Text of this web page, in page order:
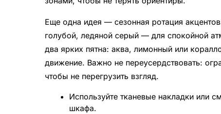
Еще одна идея — сезонная ротация
голубой, ледяной серый — для спокойной
два ярких пятна: аква, лимонный или
движение. Важно не переусердствовать:
чтобы не перегрузить взгляд.
Используйте тканевые накладки или
шкафа.